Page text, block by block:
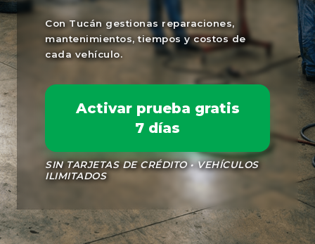
Con Tucán gestionas reparaciones,
mantenimientos, tiempos y costos de
cada vehículo.
Activar prueba gratis
7 días
SIN TARJETAS DE CRÉDITO • VEHÍCULOS
ILIMITADOS